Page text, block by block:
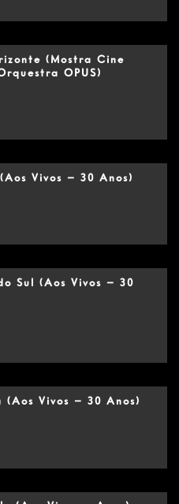
(Mostra Cine
OPUS)
Vivos – 30 Anos)
Sul (Aos Vivos – 30
(Aos Vivos – 30 Anos)